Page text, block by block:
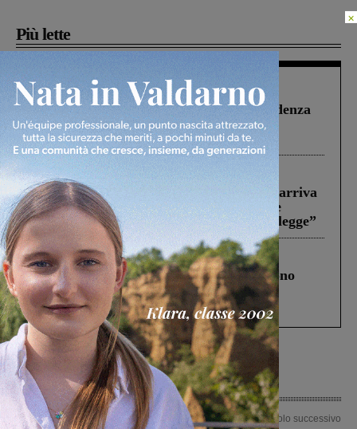
Più lette
Figline Incisa Valdarno 1 Agosto 2026
Piscina di Figline finanziata oltre la scadenza
Pnrr, il gruppo di Fratelli d’Italia: “Un
ringraziamento al Governo”
Reggello 30 Luglio 2026
Reggello, la chiusura di ‘Mordi e fuggi’ arriva
in Consiglio. Il sindaco: “Come Comune
abbiamo agito solo per far rispettare la legge”
Cronaca 4 Agosto 2026
Un anno fa la strage in A1 in cui morirono
Gianni, Giulia e Franco. Lo schianto, il
processo, lo stop ai sorpassi fra tir....
Articolo precedente
Articolo successivo
×